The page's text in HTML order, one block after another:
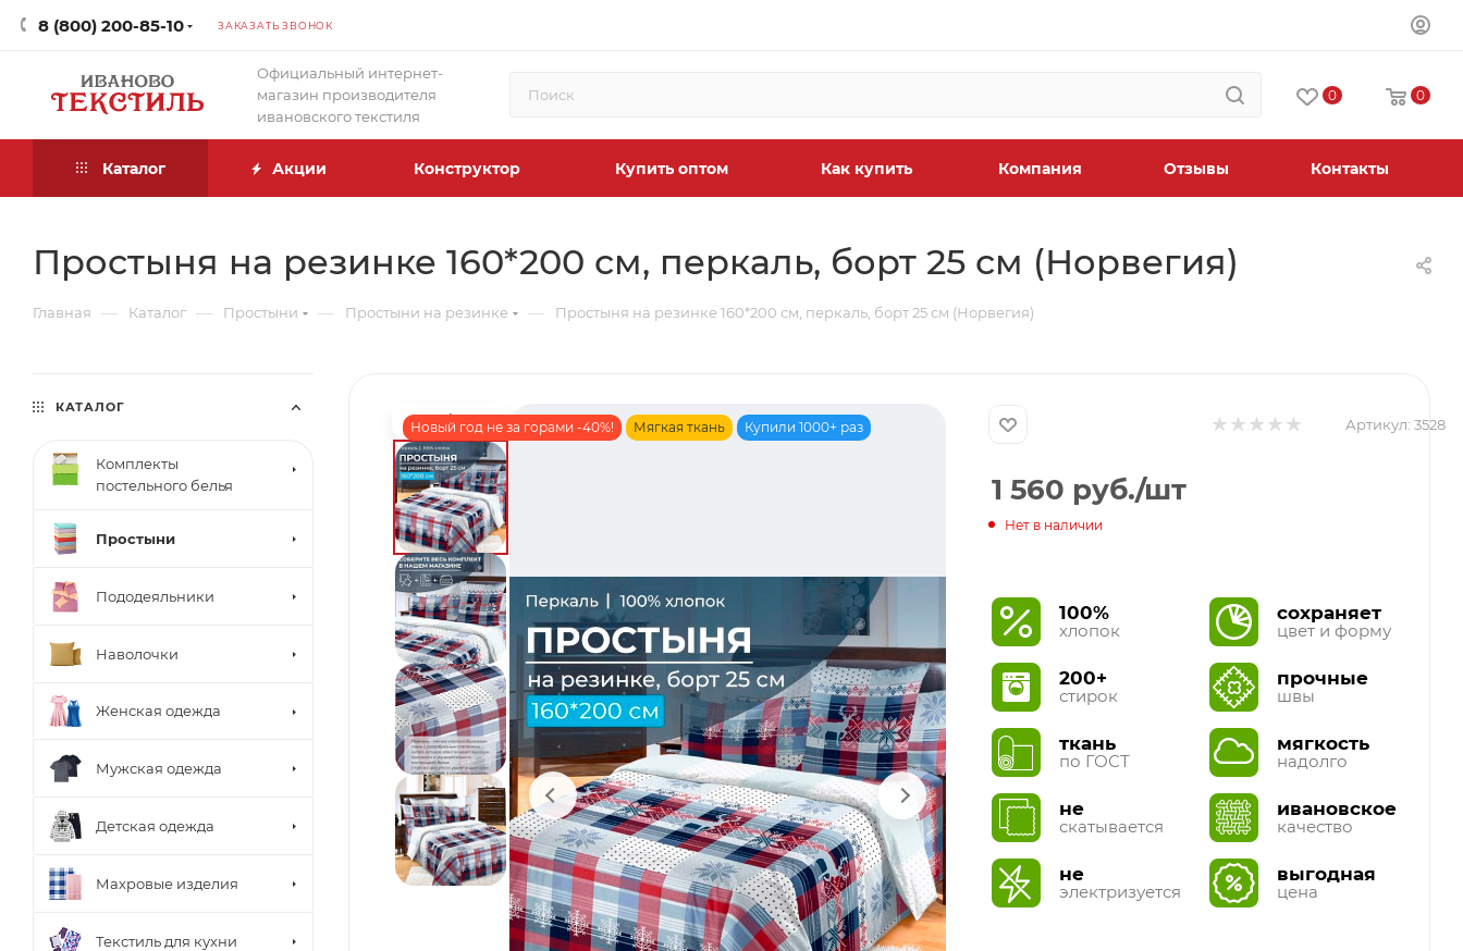
8 (800) 200-85-10 ЗАКАЗАТЬ ЗВОНОК
Официальный интернет-
магазин производителя
ивановского текстиля
0 0
Каталог Акции Конструктор Купить оптом Как купить Компания Отзывы Контакты
Простыня на резинке 160*200 см, перкаль, борт 25 см (Норвегия)
Главная — Каталог — Простыни — Простыни на резинке — Простыня на резинке 160*200 см, перкаль, борт 25 см (Норвегия)
Новый год не за горами -40%! Мягкая ткань Купили 1000+ раз Артикул: 3528
1 560 руб./шт
Нет в наличии
100%
хлопок
200+
стирок
ткань
по ГОСТ
не
скатывается
не
электризуется
сохраняет
цвет и форму
прочные
швы
мягкость
надолго
ивановское
качество
выгодная
цена
КАТАЛОГ
Комплекты
постельного белья
Простыни
Пододеяльники
Наволочки
Женская одежда
Мужская одежда
Детская одежда
Махровые изделия
Текстиль для кухни